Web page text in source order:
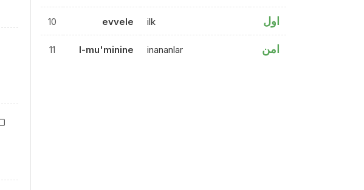
10 evvele ilk اول
11 l-mu'minine inananlar امن